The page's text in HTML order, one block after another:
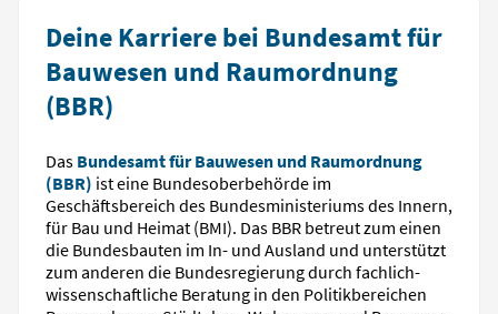
Deine Karriere bei Bundesamt für
Bauwesen und Raumordnung
(BBR)
Das Bundesamt für Bauwesen und Raumordnung
(BBR) ist eine Bundesoberbehörde im
Geschäftsbereich des Bundesministeriums des Innern,
für Bau und Heimat (BMI). Das BBR betreut zum einen
die Bundesbauten im In- und Ausland und unterstützt
zum anderen die Bundesregierung durch fachlich-
wissenschaftliche Beratung in den Politikbereichen